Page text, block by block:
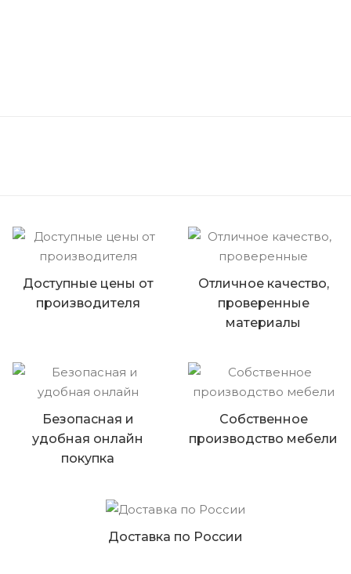
Доступные цены от
производителя
Отличное качество,
проверенные
материалы
Безопасная и
удобная онлайн
покупка
Собственное
производство мебели
Доставка по России